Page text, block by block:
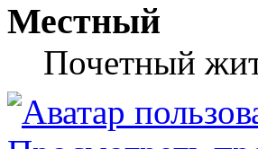
Местный
Почетный